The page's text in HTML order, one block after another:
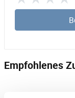
Empfohlenes